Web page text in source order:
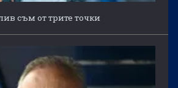
съм от трите точки